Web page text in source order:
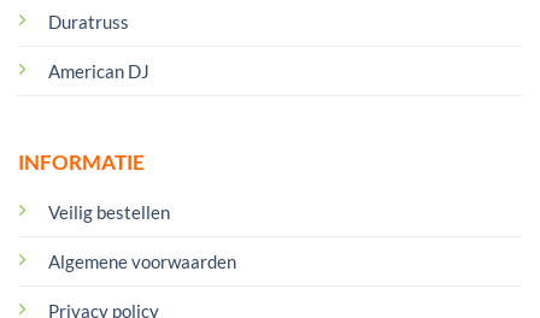
Duratruss
American DJ
INFORMATIE
Veilig bestellen
Algemene voorwaarden
Privacy policy